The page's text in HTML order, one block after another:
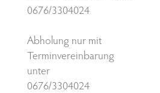
0676/3304024
Abholung nur mit
Terminvereinbarung
unter
0676/3304024